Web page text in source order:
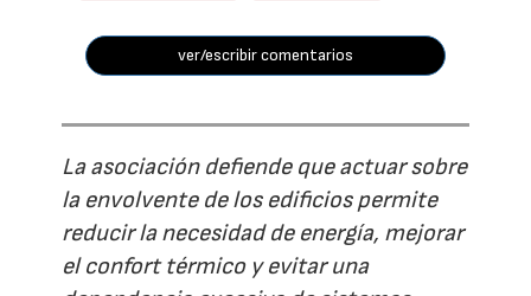
ver/escribir comentarios
La asociación defiende que actuar sobre
la envolvente de los edificios permite
reducir la necesidad de energía, mejorar
el confort térmico y evitar una